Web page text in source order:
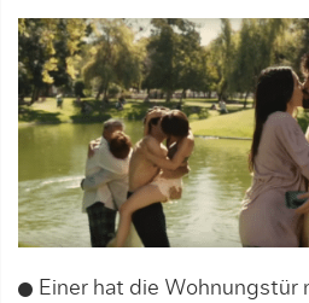
Einer hat die Wohnungstür